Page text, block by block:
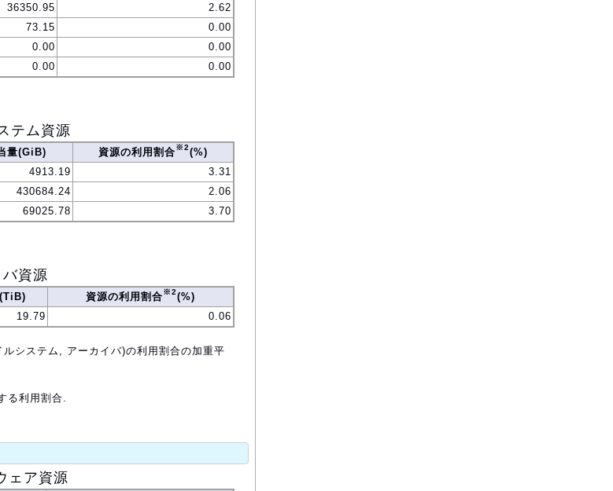
36350.95
2.62
73.15
0.00
0.00
0.00
0.00 0.00
テム資源
量(GiB) 資源の利用割合※2(%)
4913.19
3.31
430684.24
2.06
69025.78 3.70
資源
資源の利用割合※2(%)
19.79 0.06
システム, アーカイバ)の利用割合の加重平
る利用割合.
ェア資源